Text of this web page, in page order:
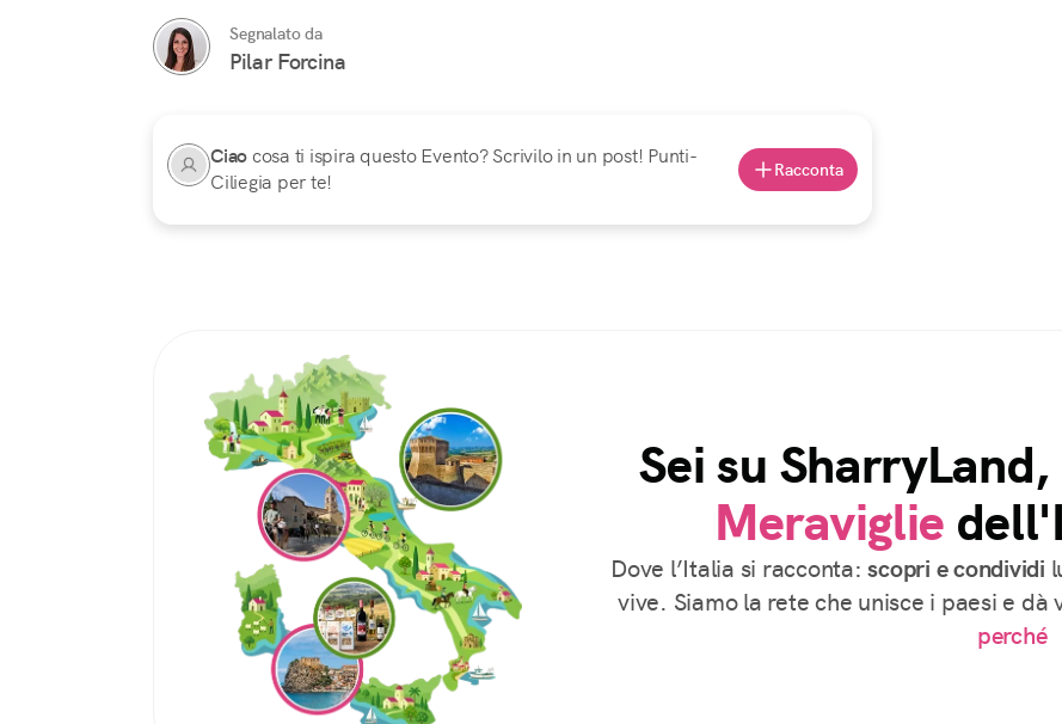
Segnalato da
Pilar Forcina
Ciaocosa ti ispira questo Evento? Scrivilo in un post! Punti-
Ciliegia per te!
Racconta
Sei su SharryLand,
Meraviglie
Dove l’Italia si racconta:scopri e condividi
vive. Siamo la rete che unisce i paesi e dà
perché